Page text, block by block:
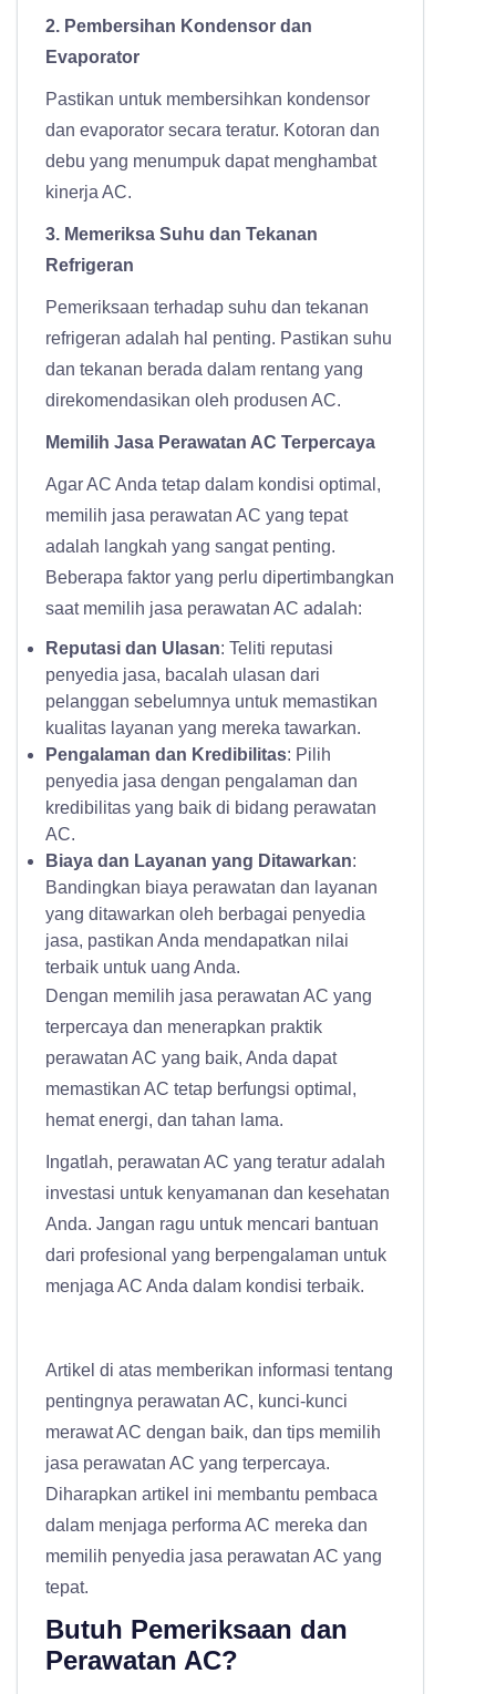
2. Pembersihan Kondensor dan
Evaporator
Pastikan untuk membersihkan kondensor
dan evaporator secara teratur. Kotoran dan
debu yang menumpuk dapat menghambat
kinerja AC.
3. Memeriksa Suhu dan Tekanan
Refrigeran
Pemeriksaan terhadap suhu dan tekanan
refrigeran adalah hal penting. Pastikan suhu
dan tekanan berada dalam rentang yang
direkomendasikan oleh produsen AC.
Memilih Jasa Perawatan AC Terpercaya
Agar AC Anda tetap dalam kondisi optimal,
memilih jasa perawatan AC yang tepat
adalah langkah yang sangat penting.
Beberapa faktor yang perlu dipertimbangkan
saat memilih jasa perawatan AC adalah:
Reputasi dan Ulasan: Teliti reputasi
penyedia jasa, bacalah ulasan dari
pelanggan sebelumnya untuk memastikan
kualitas layanan yang mereka tawarkan.
Pengalaman dan Kredibilitas: Pilih
penyedia jasa dengan pengalaman dan
kredibilitas yang baik di bidang perawatan
AC.
Biaya dan Layanan yang Ditawarkan:
Bandingkan biaya perawatan dan layanan
yang ditawarkan oleh berbagai penyedia
jasa, pastikan Anda mendapatkan nilai
terbaik untuk uang Anda.
Dengan memilih jasa perawatan AC yang
terpercaya dan menerapkan praktik
perawatan AC yang baik, Anda dapat
memastikan AC tetap berfungsi optimal,
hemat energi, dan tahan lama.
Ingatlah, perawatan AC yang teratur adalah
investasi untuk kenyamanan dan kesehatan
Anda. Jangan ragu untuk mencari bantuan
dari profesional yang berpengalaman untuk
menjaga AC Anda dalam kondisi terbaik.
Artikel di atas memberikan informasi tentang
pentingnya perawatan AC, kunci-kunci
merawat AC dengan baik, dan tips memilih
jasa perawatan AC yang terpercaya.
Diharapkan artikel ini membantu pembaca
dalam menjaga performa AC mereka dan
memilih penyedia jasa perawatan AC yang
tepat.
Butuh Pemeriksaan dan
Perawatan AC?